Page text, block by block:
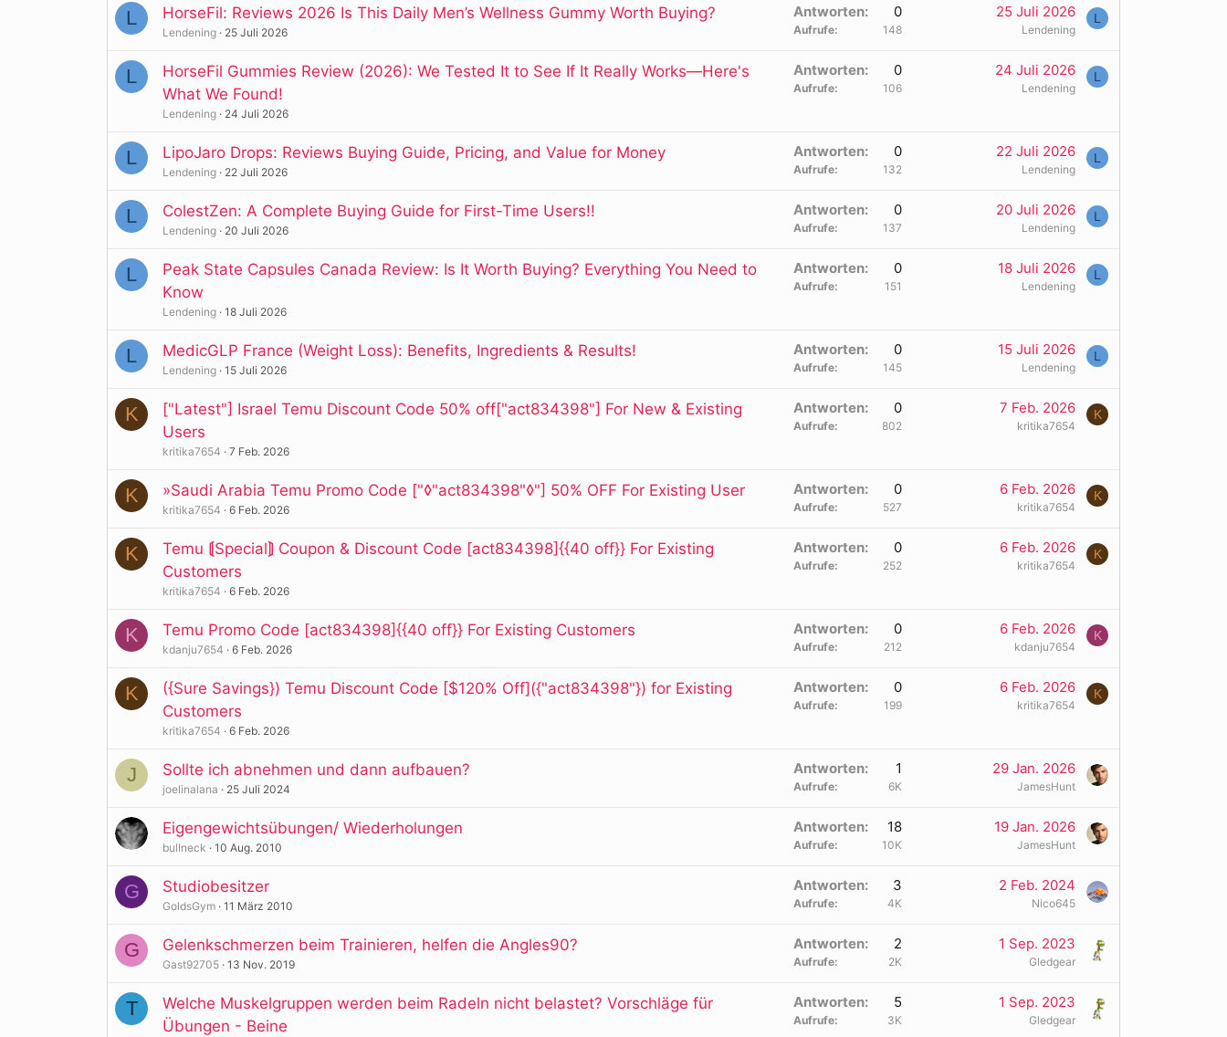
L HorseFil: Reviews 2026 Is This Daily Men’s Wellness Gummy Worth Buying?
Lendening 25 Juli 2026
Antworten 0
Aufrufe 148
25 Juli 2026
Lendening
L
L
HorseFil Gummies Review (2026): We Tested It to See If It Really Works—Here's
What We Found!
Lendening 24 Juli 2026
Antworten 0
Aufrufe 106
24 Juli 2026
Lendening
L
L LipoJaro Drops: Reviews Buying Guide, Pricing, and Value for Money
Lendening 22 Juli 2026
Antworten 0
Aufrufe 132
22 Juli 2026
Lendening
L
L ColestZen: A Complete Buying Guide for First-Time Users!!
Lendening 20 Juli 2026
Antworten 0
Aufrufe 137
20 Juli 2026
Lendening
L
L
Peak State Capsules Canada Review: Is It Worth Buying? Everything You Need to
Know
Lendening 18 Juli 2026
Antworten 0
Aufrufe 151
18 Juli 2026
Lendening
L
L MedicGLP France (Weight Loss): Benefits, Ingredients & Results!
Lendening 15 Juli 2026
Antworten 0
Aufrufe 145
15 Juli 2026
Lendening
L
K
["Latest"] Israel Temu Discount Code 50% off["act834398"] For New & Existing
Users
kritika7654 7 Feb. 2026
Antworten 0
Aufrufe 802
7 Feb. 2026
kritika7654
K
K »Saudi Arabia Temu Promo Code ["◊"act834398"◊"] 50% OFF For Existing User
kritika7654 6 Feb. 2026
Antworten 0
Aufrufe 527
6 Feb. 2026
kritika7654
K
K
Temu ⟬Special⟭ Coupon & Discount Code [act834398]{{40 off}} For Existing
Customers
kritika7654 6 Feb. 2026
Antworten 0
Aufrufe 252
6 Feb. 2026
kritika7654
K
K Temu Promo Code [act834398]{{40 off}} For Existing Customers
kdanju7654 6 Feb. 2026
Antworten 0
Aufrufe 212
6 Feb. 2026
kdanju7654
K
K
({Sure Savings}) Temu Discount Code [$120% Off]({"act834398"}) for Existing
Customers
kritika7654 6 Feb. 2026
Antworten 0
Aufrufe 199
6 Feb. 2026
kritika7654
K
J Sollte ich abnehmen und dann aufbauen?
joelinalana 25 Juli 2024
Antworten 1
Aufrufe 6K
29 Jan. 2026
JamesHunt
Eigengewichtsübungen/ Wiederholungen
bullneck 10 Aug. 2010
Antworten 18
Aufrufe 10K
19 Jan. 2026
JamesHunt
G Studiobesitzer
GoldsGym 11 März 2010
Antworten 3
Aufrufe 4K
2 Feb. 2024
Nico645
G Gelenkschmerzen beim Trainieren, helfen die Angles90?
Gast92705 13 Nov. 2019
Antworten 2
Aufrufe 2K
1 Sep. 2023
Gledgear
T
Welche Muskelgruppen werden beim Radeln nicht belastet? Vorschläge für
Übungen - Beine
Antworten 5
Aufrufe 3K
1 Sep. 2023
Gledgear